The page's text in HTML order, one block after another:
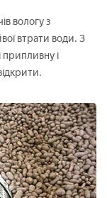
вологу з
втрати води. З
і